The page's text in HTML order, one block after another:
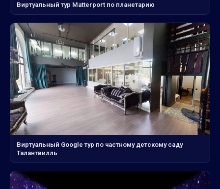
Виртуальный тур Matterport по планетарию
Виртуальный Google тур по частному детскому саду
Талантвилль